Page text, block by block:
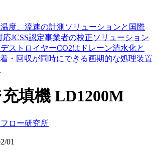
度、流速の計測ソリューションと国際
応JCSS認定事業者の校正ソリューション
デストロイヤーCO2はドレーン清水化と
・回収が同時にできる画期的な処理装置
填機 LD1200M
ロー研究所
01